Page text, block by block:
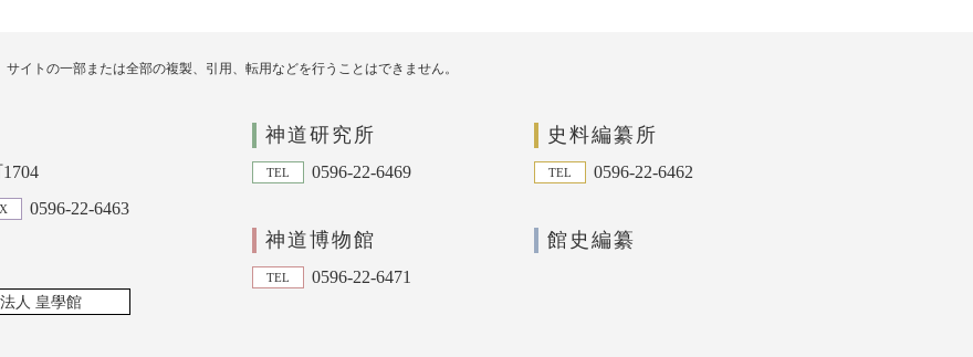
イトの一部または全部の複製、引用、転用などを行うことはできません。
0596-22-6463
神道研究所
TEL 0596-22-6469
史料編纂所
TEL 0596-22-6462
神道博物館
TEL 0596-22-6471
館史編纂
人 皇學館